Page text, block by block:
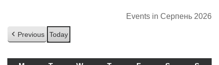
Events in Серпень 2026
Previous Today